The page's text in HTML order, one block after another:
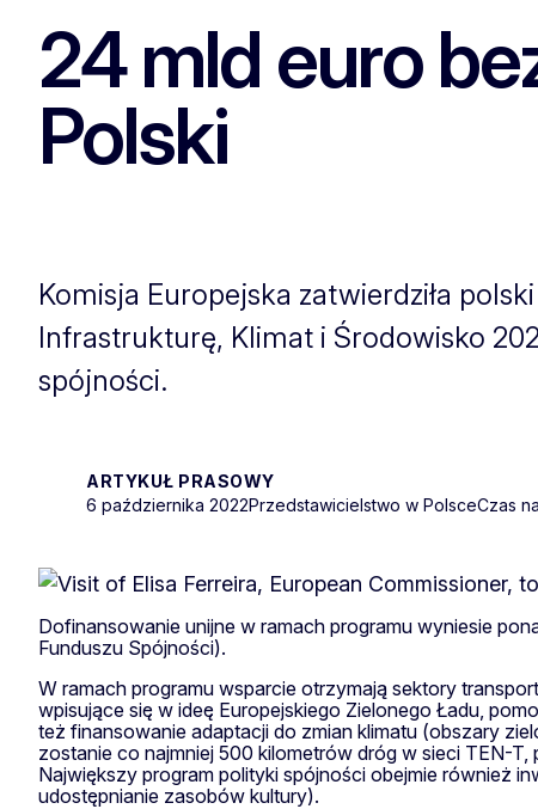
24 mld euro
Polski
Komisja Europejska zatwierdziła
Infrastrukturę, Klimat i Środowisko
spójności.
ARTYKUŁ PRASOWY
6 października 2022Przedstawicielstwo w PolsceCzas
Dofinansowanie unijne w ramach programu wyniesie
Funduszu Spójności).
W ramach programu wsparcie otrzymają sektory
wpisujące się w ideę Europejskiego Zielonego Ładu,
też finansowanie adaptacji do zmian klimatu (obszary
zostanie co najmniej 500 kilometrów dróg w sieci TEN-
Największy program polityki spójności obejmie również
udostępnianie zasobów kultury).